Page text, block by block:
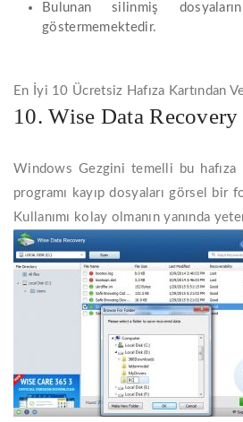
Bulunan silinmiş
göstermemektedir.
En İyi 10 Ücretsiz Hafıza Kartından
10. Wise Data Recovery
Windows Gezgini temelli bu hafıza
programı kayıp dosyaları görsel bir
Kullanımı kolay olmanın yanında